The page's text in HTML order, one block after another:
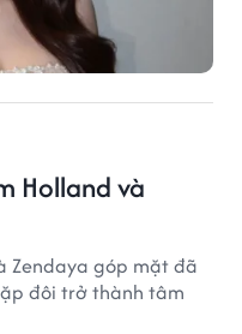
Holland và
Zendaya góp mặt đã
đôi trở thành tâm